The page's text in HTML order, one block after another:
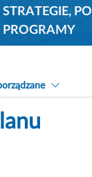
STRATEGIE,
PROGRAMY